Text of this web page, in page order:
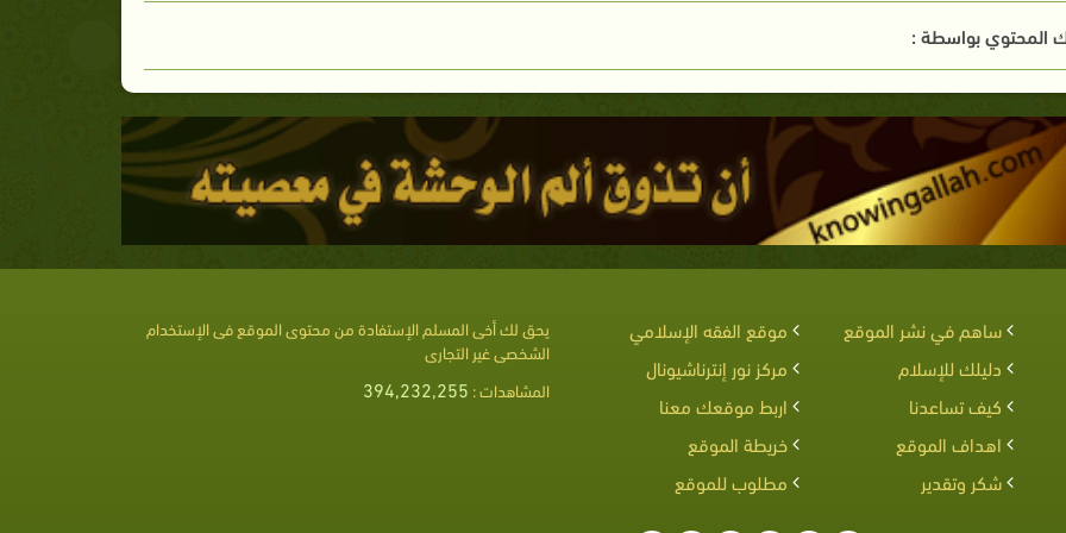
المحتوي بواسطة :
ساهم في نشر الموقع
موقع الفقه الإسلامي
دليلك للإسلام
مركز نور إنترناشيونال
كيف تساعدنا
اربط موقعك معنا
اهداف الموقع
خريطة الموقع
شكر وتقدير
مطلوب للموقع
يحق لك أخى المسلم الإستفادة من محتوى الموقع فى الإستخدام
الشخصى غير التجارى
المشاهدات : 394,232,255